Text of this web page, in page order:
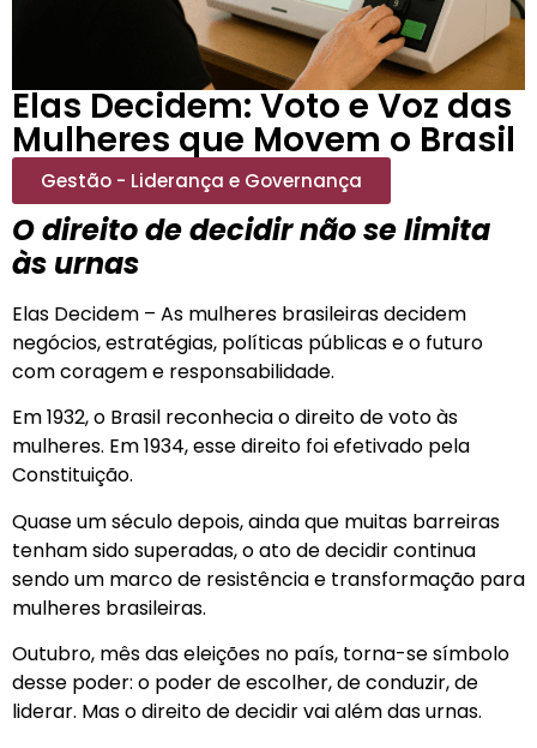
Elas Decidem: Voto e Voz das
Mulheres que Movem o Brasil
Gestão - Liderança e Governança
O direito de decidir não se limita
às urnas
Elas Decidem – As mulheres brasileiras decidem
negócios, estratégias, políticas públicas e o futuro
com coragem e responsabilidade.
Em 1932, o Brasil reconhecia o direito de voto às
mulheres. Em 1934, esse direito foi efetivado pela
Constituição.
Quase um século depois, ainda que muitas barreiras
tenham sido superadas, o ato de decidir continua
sendo um marco de resistência e transformação para
mulheres brasileiras.
Outubro, mês das eleições no país, torna-se símbolo
desse poder: o poder de escolher, de conduzir, de
liderar. Mas o direito de decidir vai além das urnas.